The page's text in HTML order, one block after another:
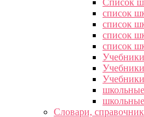
Список
список
список
список
список
Словари,